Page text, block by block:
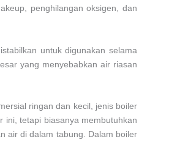
penghilangan oksigen, dan
untuk digunakan selama
yang menyebabkan air riasan
ringan dan kecil, jenis boiler
ini, tetapi biasanya membutuhkan
air di dalam tabung. Dalam boiler